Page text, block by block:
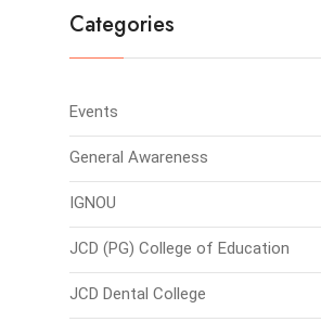
Categories
Events
General Awareness
IGNOU
JCD (PG) College of Education
JCD Dental College